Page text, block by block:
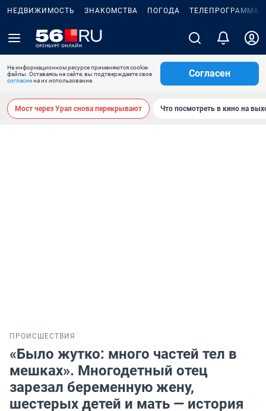
НЕДВИЖИМОСТЬ ЗНАКОМСТВА ПОГОДА ТЕЛЕПРОГРАММА
На информационном ресурсе применяются cookie-
файлы. Оставаясь на сайте, вы подтверждаете свое
согласиена их использование.
Согласен
Мост через Урал снова перекрывают Что посмотреть в кино на
ПРОИСШЕСТВИЯ
«Было жутко: много частей тел в
мешках». Многодетный отец
зарезал беременную жену,
шестерых детей и мать — история